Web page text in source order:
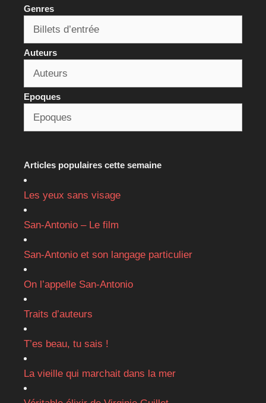
Genres
Auteurs
Epoques
Articles populaires cette semaine
Les yeux sans visage
San-Antonio – Le film
San-Antonio et son langage particulier
On l’appelle San-Antonio
Traits d’auteurs
T’es beau, tu sais !
La vieille qui marchait dans la mer